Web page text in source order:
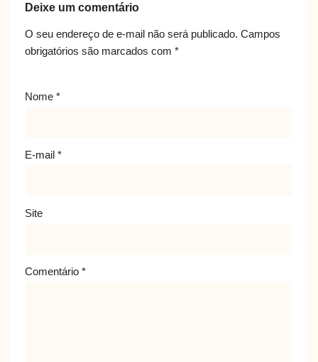
Deixe um comentário
O seu endereço de e-mail não será publicado. Campos
obrigatórios são marcados com *
Nome *
E-mail *
Site
Comentário *